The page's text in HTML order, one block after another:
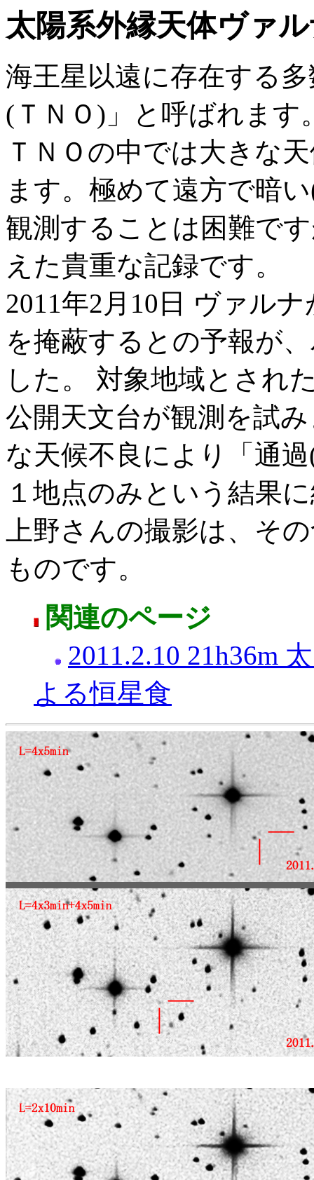
太陽系外縁天体ヴァ
海王星以遠に存在する
(ＴＮＯ)」と呼ばれます
ＴＮＯの中では大きな
ます。極めて遠方で暗
観測することは困難で
えた貴重な記録です。
2011年2月10日 ヴァルナ
を掩蔽するとの予報が
した。 対象地域とされ
公開天文台が観測を試
な天候不良により「通
１地点のみという結果
上野さんの撮影は、そ
ものです。
関連のページ
2011.2.10 21h36m
よる恒星食